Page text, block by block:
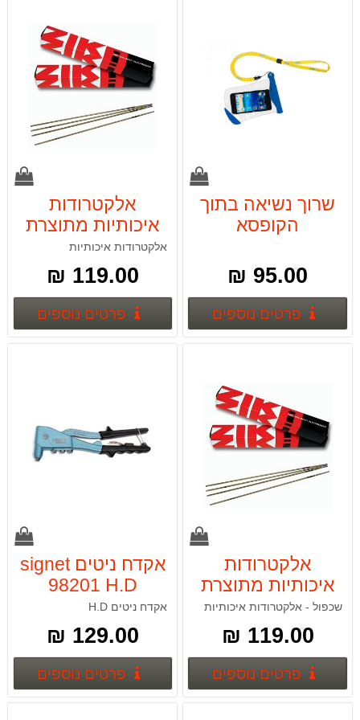
שרוך נשיאה בתוך
הקופסא
95.00 ₪
פרטים נוספיםפרטים נוספים
אלקטרודות
איכותיות מתוצרת
5ק"ג
אלקטרודות איכותיות
119.00 ₪
פרטים נוספים
אלקטרודות
איכותיות מתוצרת
ZIKA-11 עובי 3.25
5 ק"ג
שכפול - אלקטרודות איכותיות
119.00 ₪
פרטים נוספיםפרטים נוספים
אקדח ניטים signet
98201 H.D
אקדח ניטים H.D
129.00 ₪
פרטים נוספים